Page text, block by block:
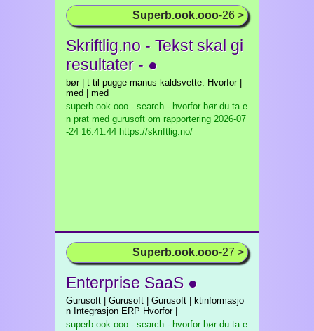
Superb.ook.ooo-26 >
Skriftlig.no - Tekst skal gi
resultater - ●
bør | t til pugge manus kaldsvette. Hvorfor |
med | med
superb.ook.ooo - search - hvorfor bør du ta e
n prat med gurusoft om rapportering 2026-07
-24 16:41:44 https://skriftlig.no/
Superb.ook.ooo-27 >
Enterprise SaaS ●
Gurusoft | Gurusoft | Gurusoft | ktinformasjo
n Integrasjon ERP Hvorfor |
superb.ook.ooo - search - hvorfor bør du ta e